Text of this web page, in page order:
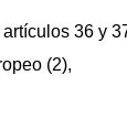
36 y
(2),